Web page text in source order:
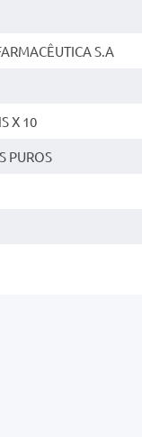
S.A
X 10
PUROS